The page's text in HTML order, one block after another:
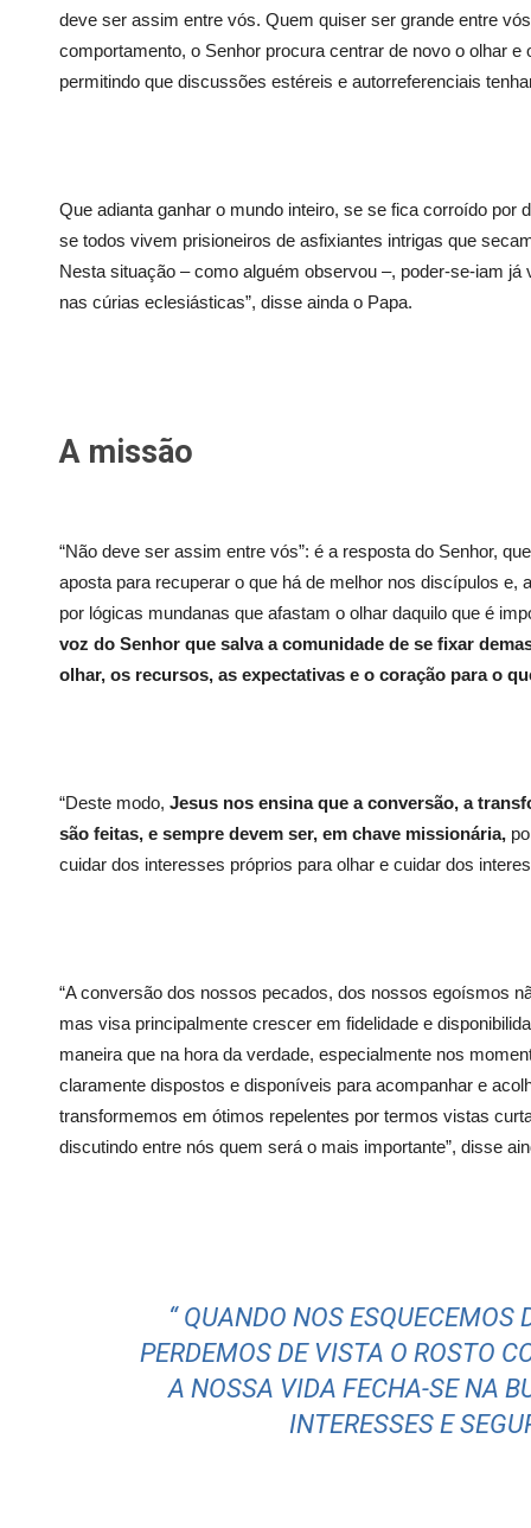
deve ser assim entre vós. Quem quiser ser grande entre
comportamento, o Senhor procura centrar de novo o olhar
permitindo que discussões estéreis e autorreferenciais
Que adianta ganhar o mundo inteiro, se se fica corroído por
se todos vivem prisioneiros de asfixiantes intrigas que
Nesta situação – como alguém observou –, poder-se-iam
nas cúrias eclesiásticas”, disse ainda o Papa.
A missão
“Não deve ser assim entre vós”: é a resposta do Senhor,
aposta para recuperar o que há de melhor nos discípulos e,
por lógicas mundanas que afastam o olhar daquilo que é
voz do Senhor que salva a comunidade de se fixar
olhar, os recursos, as expectativas e o coração para o
“Deste modo, Jesus nos ensina que a conversão, a
são feitas, e sempre devem ser, em chave missionária,
cuidar dos interesses próprios para olhar e cuidar dos
“A conversão dos nossos pecados, dos nossos egoísmos
mas visa principalmente crescer em fidelidade e
maneira que na hora da verdade, especialmente nos
claramente dispostos e disponíveis para acompanhar e
transformemos em ótimos repelentes por termos vistas
discutindo entre nós quem será o mais importante”, disse
“ QUANDO NOS ESQUECEMOS
PERDEMOS DE VISTA O ROSTO
A NOSSA VIDA FECHA-SE NA
INTERESSES E